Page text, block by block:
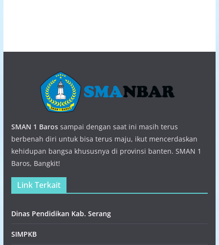
SMAN 1 Barossampai dengan saat ini masih terus
berbenah diri untuk bisa terus maju, ikut mencerdaskan
kehidupan bangsa khususnya di provinsi banten. SMAN 1
Baros, Bangkit!
Link Terkait
Dinas Pendidikan Kab. Serang
SIMPKB